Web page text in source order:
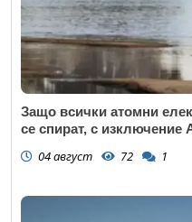
Защо всички атомни
се спират, с
04 август 72 1